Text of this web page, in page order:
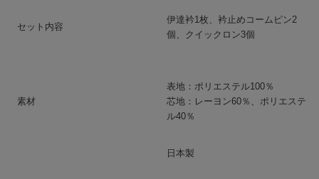
セット内容
伊達衿1枚、衿止めコームピン2
個、クイックロン3個
素材
表地：ポリエステル100％
芯地：レーヨン60％、ポリエステ
ル40％
日本製